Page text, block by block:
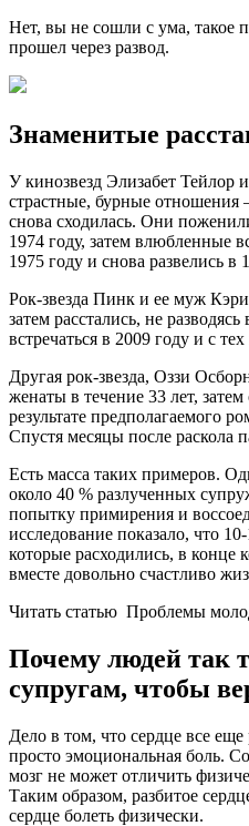
Нет, вы не сошли с ума, такое
прошел через развод.
Знаменитые
У кинозвезд Элизабет Тейлор
страстные, бурные отношения
снова сходилась. Они
1974 году, затем влюбленные
1975 году и снова развелись в
Рок-звезда Пинк и ее муж
затем расстались, не
встречаться в 2009 году и с
Другая рок-звезда, Оззи
женаты в течение 33 лет,
результате предполагаемого
Спустя месяцы после раскола
Есть масса таких примеров.
около 40 % разлученных
попытку примирения и
исследование показало, что
которые расходились, в конце
вместе довольно счастливо
Читать статью Проблемы
Почему людей так
супругам, чтобы
Дело в том, что сердце все
просто эмоциональная боль.
мозг не может отличить
Таким образом, разбитое
сердце болеть физически.